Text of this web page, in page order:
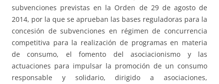
subvenciones previstas en la Orden de 29 de agosto de
2014, por la que se aprueban las bases reguladoras para la
concesión de subvenciones en régimen de concurrencia
competitiva para la realización de programas en materia
de consumo, el fomento del asociacionismo y las
actuaciones para impulsar la promoción de un consumo
responsable y solidario, dirigido a asociaciones,